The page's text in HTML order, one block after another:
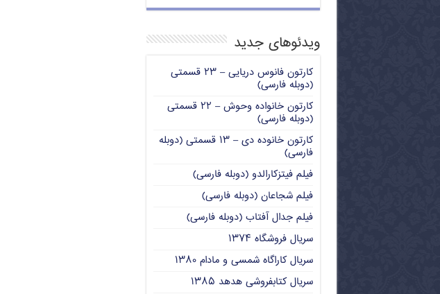
ویدئوهای جدید
کارتون فانوس دریایی – ۲۳ قسمتی
(دوبله فارسی)
کارتون خانواده وحوش – ۲۲ قسمتی
(دوبله فارسی)
کارتون خانوده دی – ۱۳ قسمتی (دوبله
فارسی)
فیلم فیتزکارالدو (دوبله فارسی)
فیلم شجاعان (دوبله فارسی)
فیلم جدال آفتاب (دوبله فارسی)
سریال فروشگاه ۱۳۷۴
سریال کاراگاه شمسی و مادام ۱۳۸۰
سریال کتابفروشی هدهد ۱۳۸۵